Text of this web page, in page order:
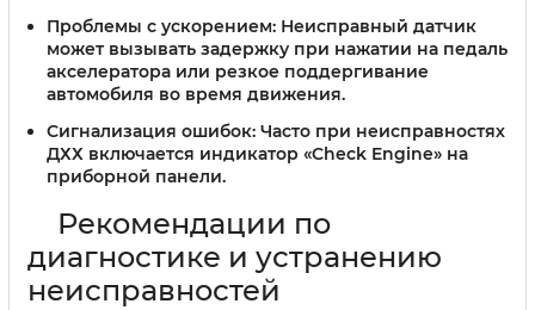
Проблемы с ускорением: Неисправный датчик
может вызывать задержку при нажатии на педаль
акселератора или резкое поддергивание
автомобиля во время движения.
Сигнализация ошибок: Часто при неисправностях
ДХХ включается индикатор «Check Engine» на
приборной панели.
Рекомендации по
диагностике и устранению
неисправностей